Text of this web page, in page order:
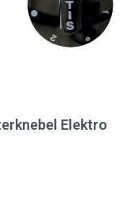
Elektro